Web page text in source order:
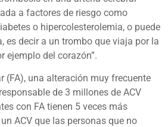
a factores de riesgo como
o hipercolesterolemia, o puede
es decir a un trombo que viaja por la
ejemplo del corazón”.
(FA), una alteración muy frecuente
de 3 millones de ACV
con FA tienen 5 veces más
ACV que las personas que no